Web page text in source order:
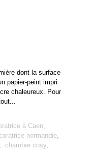
dont la surface
papier-peint impri
chaleureux. Pour
à Caen,
normandie,
, chambre cosy,